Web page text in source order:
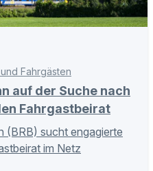
Fahrgästen
auf der Suche nach
Fahrgastbeirat
(BRB) sucht engagierte
im Netz